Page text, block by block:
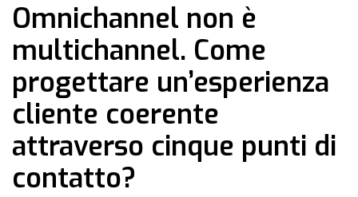
Omnichannel non è
multichannel. Come
progettare un’esperienza
cliente coerente
attraverso cinque punti di
contatto?